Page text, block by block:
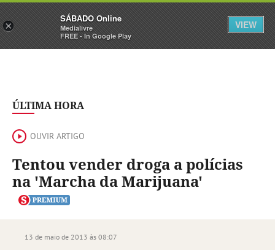
Sábado Assine Iniciar Sessão
ÚLTIMA HORA
OUVIR ARTIGO
Tentou vender droga a polícias
na 'Marcha da Marijuana'
13 de maio de 2013 às 08:07
×
SÁBADO Online
Medialivre
FREE - In Google Play
VIEW